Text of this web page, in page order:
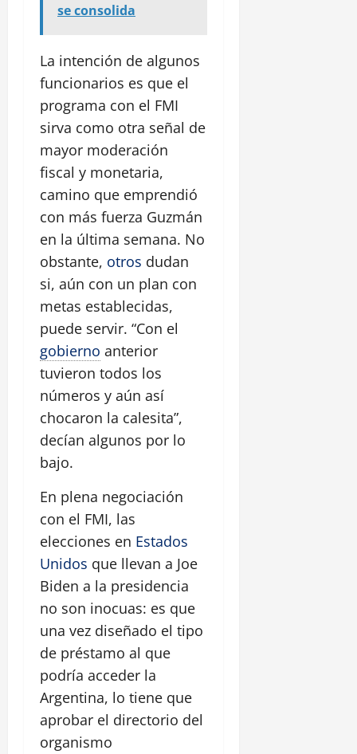
se consolida
La intención de algunos
funcionarios es que el
programa con el FMI
sirva como otra señal de
mayor moderación
fiscal y monetaria,
camino que emprendió
con más fuerza Guzmán
en la última semana. No
obstante, otros dudan
si, aún con un plan con
metas establecidas,
puede servir. “Con el
gobierno anterior
tuvieron todos los
números y aún así
chocaron la calesita”,
decían algunos por lo
bajo.
En plena negociación
con el FMI, las
elecciones en Estados
Unidos que llevan a Joe
Biden a la presidencia
no son inocuas: es que
una vez diseñado el tipo
de préstamo al que
podría acceder la
Argentina, lo tiene que
aprobar el directorio del
organismo